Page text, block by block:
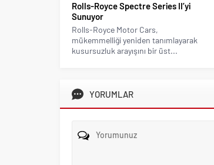
Rolls-Royce Spectre Series II’yi
Sunuyor
Rolls-Royce Motor Cars,
mükemmelliği yeniden tanımlayarak
kusursuzluk arayışını bir üst...
YORUMLAR